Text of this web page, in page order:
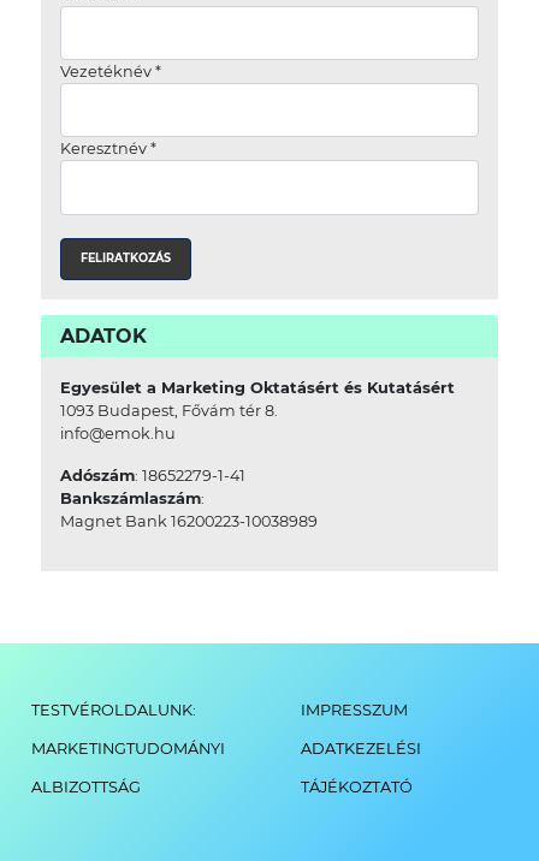
Vezetéknév *
Keresztnév *
ADATOK
Egyesület a Marketing Oktatásért és Kutatásért
1093 Budapest, Fővám tér 8.
info@emok.hu
Adószám: 18652279-1-41
Bankszámlaszám:
Magnet Bank 16200223-10038989
TESTVÉROLDALUNK:
MARKETINGTUDOMÁNYI
ALBIZOTTSÁG
IMPRESSZUM
ADATKEZELÉSI
TÁJÉKOZTATÓ